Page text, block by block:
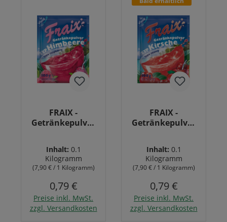
FRAIX -
Getränkepulver
Inhalt: 0.1
Kilogramm
(7,90 € / 1 Kilogramm)
0,79 €
Preise inkl. MwSt.
zzgl. Versandkosten
In den Warenkorb
FRAIX -
Getränkepulver
Inhalt: 0.1
Kilogramm
(7,90 € / 1 Kilogramm)
0,79 €
Preise inkl. MwSt.
zzgl. Versandkosten